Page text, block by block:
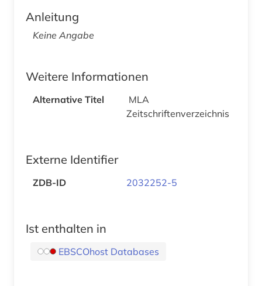
Anleitung
Keine Angabe
Weitere Informationen
Alternative Titel
MLA
Zeitschriftenverzeichnis
Externe Identifier
ZDB-ID 2032252-5
Ist enthalten in
EBSCOhost Databases